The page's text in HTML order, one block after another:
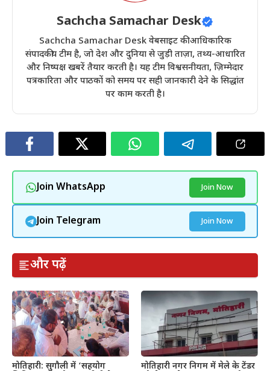
Sachcha Samachar Desk
Sachcha Samachar Desk वेबसाइट की आधिकारिक
संपादकीय टीम है, जो देश और दुनिया से जुड़ी ताज़ा, तथ्य-आधारित
और निष्पक्ष खबरें तैयार करती है। यह टीम विश्वसनीयता, ज़िम्मेदार
पत्रकारिता और पाठकों को समय पर सही जानकारी देने के सिद्धांत
पर काम करती है।
Join WhatsApp Join Now
Join Telegram Join Now
और पढ़ें
मोतिहारी: सुगौली में ‘सहयोग
मोतिहारी नगर निगम में मेले के टेंडर